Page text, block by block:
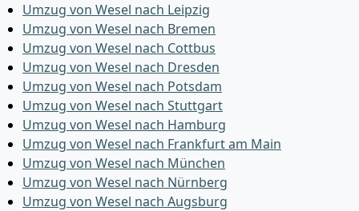
Umzug von Wesel nach Leipzig
Umzug von Wesel nach Bremen
Umzug von Wesel nach Cottbus
Umzug von Wesel nach Dresden
Umzug von Wesel nach Potsdam
Umzug von Wesel nach Stuttgart
Umzug von Wesel nach Hamburg
Umzug von Wesel nach Frankfurt am Main
Umzug von Wesel nach München
Umzug von Wesel nach Nürnberg
Umzug von Wesel nach Augsburg